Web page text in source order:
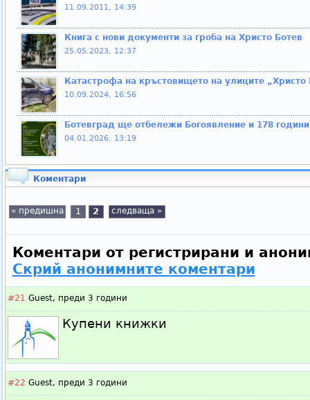
11.09.2011, 14:39
Книга с нови документи за гроба на Христо Ботев
25.05.2023, 12:37
Катастрофа на кръстовището на улиците „Христо
10.09.2024, 16:56
Ботевград ще отбележи Богоявление и 178
04.01.2026, 13:19
Коментари
« предишна 1 2 следваща »
Коментари от регистрирани и
Скрий анонимните коментари
#21 Guest, преди 3 години
Купени книжки
#22 Guest, преди 3 години